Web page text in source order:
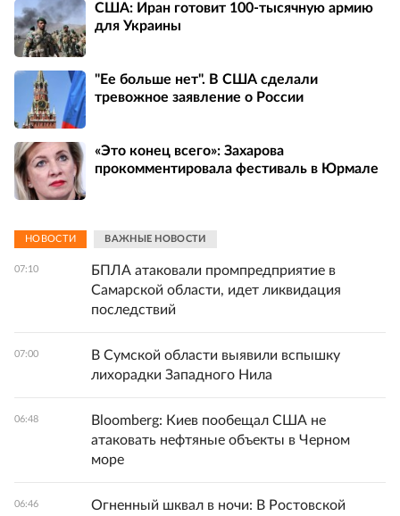
США: Иран готовит 100-тысячную армию
для Украины
"Ее больше нет". В США сделали
тревожное заявление о России
«Это конец всего»: Захарова
прокомментировала фестиваль в Юрмале
НОВОСТИ ВАЖНЫЕ НОВОСТИ
07:10
БПЛА атаковали промпредприятие в
Самарской области, идет ликвидация
последствий
07:00
В Сумской области выявили вспышку
лихорадки Западного Нила
06:48
Bloomberg: Киев пообещал США не
атаковать нефтяные объекты в Черном
море
06:46
Огненный шквал в ночи: В Ростовской